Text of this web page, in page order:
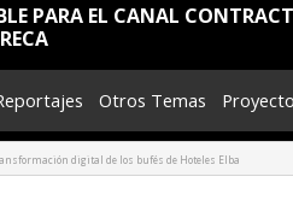
PARA EL CANAL
Otros Temas
digital de los bufés de Hoteles Elba